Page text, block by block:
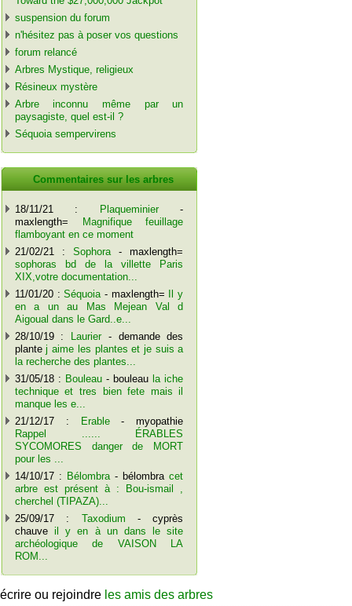
suspension du forum
n'hésitez pas à poser vos questions
forum relancé
Arbres Mystique, religieux
Résineux mystère
Arbre inconnu même par un
paysagiste, quel est-il ?
Séquoia sempervirens
Commentaires sur les arbres
18/11/21 : Plaqueminier-
maxlength=
Magnifique feuillage
flamboyant en ce moment
21/02/21 : Sophora- maxlength=
sophoras bd de la villette Paris
XIX,votre documentation...
11/01/20 :Séquoia- maxlength=
Il y
en a un au Mas Mejean Val d
Aigoual dans le Gard..e...
28/10/19 :
Laurier- demande des
plantej aime les plantes et je suis a
la recherche des plantes...
31/05/18 : Bouleau- bouleau la iche
technique et tres bien fete mais il
manque les e...
21/12/17 :
Erable- myopathie
Rappel ...... ÉRABLES
SYCOMORES danger de MORT
pour les ...
14/10/17 : Bélombra- bélombracet
arbre est présent à : Bou-ismail ,
cherchel (TIPAZA)...
25/09/17 : Taxodium - cyprès
chauve il y en à un dans le site
archéologique de VAISON LA
ROM...
écrire ou rejoindre les amis des arbres